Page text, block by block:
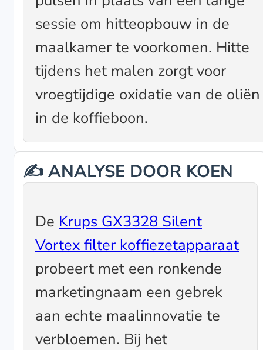
sessie om hitteopbouw in de
maalkamer te voorkomen. Hitte
tijdens het malen zorgt voor
vroegtijdige oxidatie van de oliën
in de koffieboon.
✍️ ANALYSE DOOR KOEN
De Krups GX3328 Silent
Vortex filter koffiezetapparaat
probeert met een ronkende
marketingnaam een gebrek
aan echte maalinnovatie te
verbloemen. Bij het